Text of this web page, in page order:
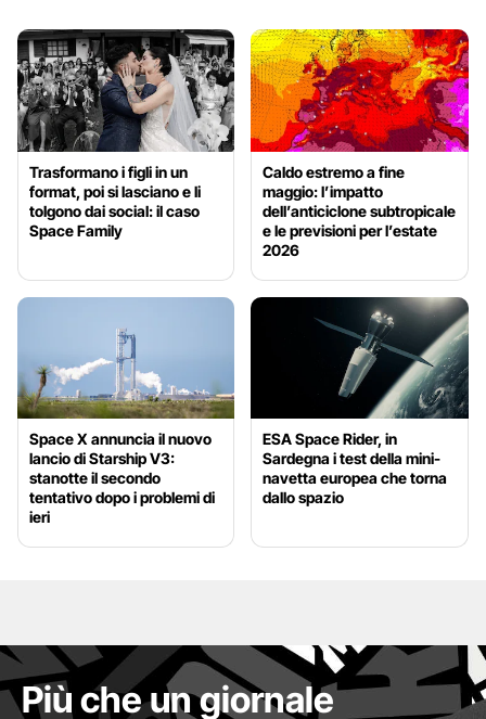
Trasformano i figli in un
format, poi si lasciano e li
tolgono dai social: il caso
Space Family
Caldo estremo a fine
maggio: l’impatto
dell’anticiclone subtropicale
e le previsioni per l’estate
2026
Space X annuncia il nuovo
lancio di Starship V3:
stanotte il secondo
tentativo dopo i problemi di
ieri
ESA Space Rider, in
Sardegna i test della mini-
navetta europea che torna
dallo spazio
Più che un giornale